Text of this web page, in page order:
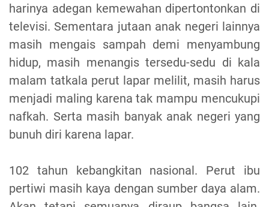
harinya adegan kemewahan dipertontonkan di
televisi. Sementara jutaan anak negeri lainnya
masih mengais sampah demi menyambung
hidup, masih menangis tersedu-sedu di kala
malam tatkala perut lapar melilit, masih harus
menjadi maling karena tak mampu mencukupi
nafkah. Serta masih banyak anak negeri yang
bunuh diri karena lapar.
102 tahun kebangkitan nasional. Perut ibu
pertiwi masih kaya dengan sumber daya alam.